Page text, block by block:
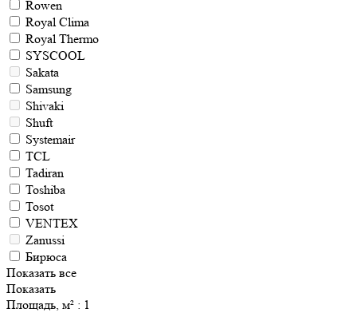
Rowen
Royal Clima
Royal Thermo
SYSCOOL
Sakata
Samsung
Shivaki
Shuft
Systemair
TCL
Tadiran
Toshiba
Tosot
VENTEX
Zanussi
Бирюса
Показать все
Показать
Площадь, м² : 1